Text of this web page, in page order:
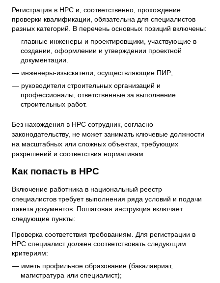
Регистрация в НРС и, соответственно, прохождение
проверки квалификации, обязательна для специалистов
разных категорий. В перечень основных позиций включены:
главные инженеры и проектировщики, участвующие в
создании, оформлении и утверждении проектной
документации.
инженеры-изыскатели, осуществляющие ПИР;
руководители строительных организаций и
профессионалы, ответственные за выполнение
строительных работ.
Без нахождения в НРС сотрудник, согласно
законодательству, не может занимать ключевые должности
на масштабных или сложных объектах, требующих
разрешений и соответствия нормативам.
Как попасть в НРС
Включение работника в национальный реестр
специалистов требует выполнения ряда условий и подачи
пакета документов. Пошаговая инструкция включает
следующие пункты:
Проверка соответствия требованиям. Для регистрации в
НРС специалист должен соответствовать следующим
критериям:
иметь профильное образование (бакалавриат,
магистратура или специалист);